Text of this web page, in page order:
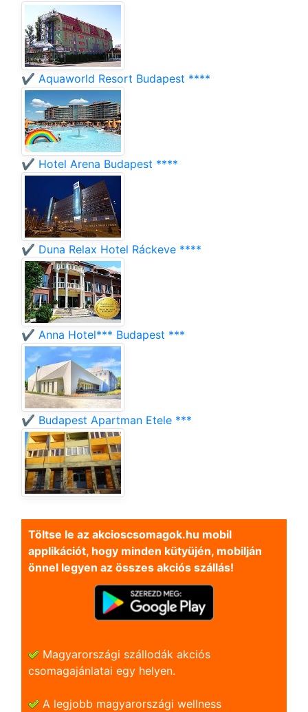
✔️ Aquaworld Resort Budapest ****
✔️ Hotel Arena Budapest ****
✔️ Duna Relax Hotel Ráckeve ****
✔️ Anna Hotel*** Budapest ***
✔️ Budapest Apartman Etele ***
Töltse le az akcioscsomagok.hu mobil
applikációt, hogy minden kütyüjén, mobilján
önnel legyen az összes akciós szállás!
Magyarországi szállodák akciós
csomagajánlatai egy helyen.
A legjobb magyarországi wellness